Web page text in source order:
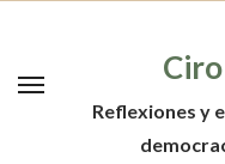
content
Reflexiones y